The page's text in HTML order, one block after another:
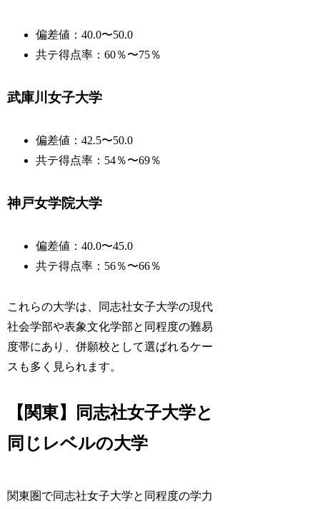
偏差値：40.0〜50.0
共テ得点率：60％〜75％
武庫川女子大学
偏差値：42.5〜50.0
共テ得点率：54％〜69％
神戸女学院大学
偏差値：40.0〜45.0
共テ得点率：56％〜66％
これらの大学は、同志社女子大学の現代
社会学部や表象文化学部と同程度の難易
度帯にあり、併願校として選ばれるケー
スも多く見られます。
【関東】同志社女子大学と
同じレベルの大学
関東圏で同志社女子大学と同程度の学力